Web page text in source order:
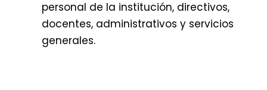
personal de la institución, directivos,
docentes, administrativos y servicios
generales.